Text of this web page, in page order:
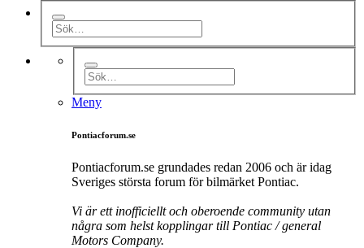
Meny
Pontiacforum.se
Pontiacforum.se grundades redan 2006 och är idag
Sveriges största forum för bilmärket Pontiac.
Vi är ett inofficiellt och oberoende community utan
några som helst kopplingar till Pontiac / general
Motors Company.